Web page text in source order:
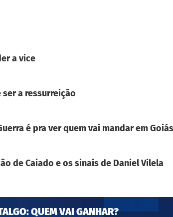
a vice
a ressurreição
é pra ver quem vai mandar em Goiás
de Caiado e os sinais de Daniel Vilela
QUEM VAI GANHAR?